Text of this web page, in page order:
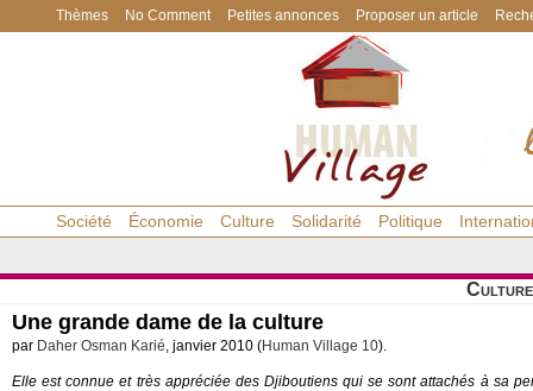
Thèmes No Comment Petites annonces Proposer un article
Société Économie Culture Solidarité Politique
Culture
Une grande dame de la culture
par Daher Osman Karié, janvier 2010 (Human Village 10).
Elle est connue et très appréciée des Djiboutiens qui se sont attachés à sa